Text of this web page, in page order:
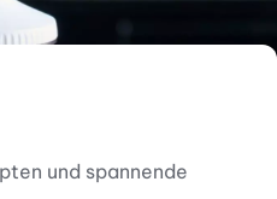
und spannende